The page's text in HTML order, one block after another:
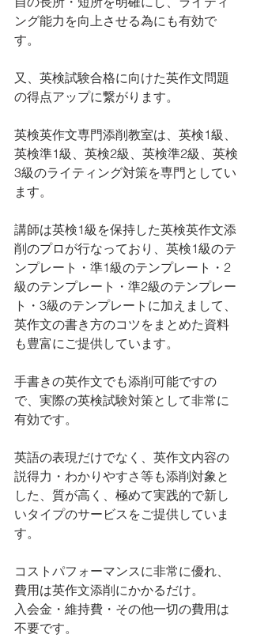
ング能力を向上させる為にも有効で
す。
又、英検試験合格に向けた英作文問題
の得点アップに繋がります。
英検英作文専門添削教室は、英検1級、
英検準1級、英検2級、英検準2級、英検
3級のライティング対策を専門としてい
ます。
講師は英検1級を保持した英検英作文添
削のプロが行なっており、英検1級のテ
ンプレート・準1級のテンプレート・2
級のテンプレート・準2級のテンプレー
ト・3級のテンプレートに加えまして、
英作文の書き方のコツをまとめた資料
も豊富にご提供しています。
手書きの英作文でも添削可能ですの
で、実際の英検試験対策として非常に
有効です。
英語の表現だけでなく、英作文内容の
説得力・わかりやすさ等も添削対象と
した、質が高く、極めて実践的で新し
いタイプのサービスをご提供していま
す。
コストパフォーマンスに非常に優れ、
費用は英作文添削にかかるだけ。
入会金・維持費・その他一切の費用は
不要です。